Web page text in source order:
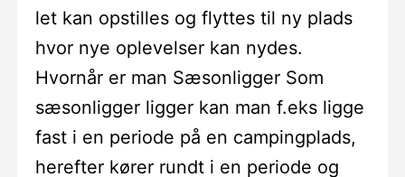
let kan opstilles og flyttes til ny plads
hvor nye oplevelser kan nydes.
Hvornår er man Sæsonligger Som
sæsonligger ligger kan man f.eks ligge
fast i en periode på en campingplads,
herefter kører rundt i en periode og